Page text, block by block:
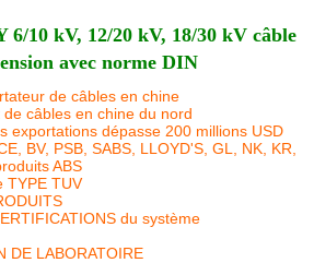
6/10 kV, 12/20 kV, 18/30 kV câble
avec norme DIN
de câbles en chine
câbles en chine du nord
exportations dépasse 200 millions USD
BV, PSB, SABS, LLOYD'S, GL, NK, KR,
ABS
TYPE TUV
du système
DE LABORATOIRE